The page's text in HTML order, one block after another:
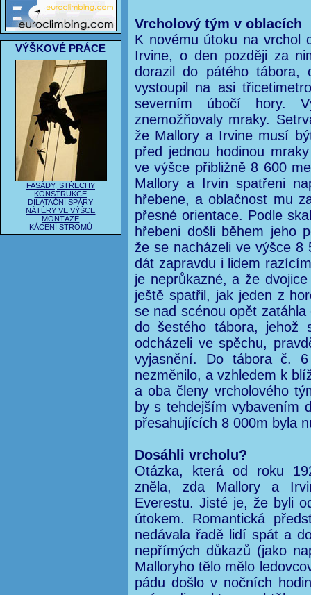
VÝŠKOVÉ PRÁCE
FASÁDY, STŘECHY
KONSTRUKCE
DILATAČNÍ SPÁRY
NÁTĚRY VE VÝŠCE
MONTÁŽE
KÁCENÍ STROMŮ
Vrcholový tým v oblacích
K novému útoku na vrchol
Irvine, o den později za
dorazil do pátého tábora,
vystoupil na asi
severním úbočí hory.
znemožňovaly mraky.
že Mallory a Irvine musí
před jednou hodinou
ve výšce přibližně 8 600
Mallory a Irvin spatřeni
hřebene, a oblačnost mu
přesné orientace. Podle
hřebeni došli během jeho
že se nacházeli ve výšce 8
dát zapravdu i lidem
je neprůkazné, a že
ještě spatřil, jak jeden z
se nad scénou opět
do šestého tábora, jehož
odcházeli ve spěchu,
vyjasnění. Do tábora č.
nezměnilo, a vzhledem k
a oba členy vrcholového
by s tehdejším vybavením
přesahujících 8 000m byla
Dosáhli vrcholu?
Otázka, která od roku
zněla, zda Mallory a
Everestu. Jisté je, že byli
útokem. Romantická
nedávala řadě lidí spát a
nepřímých důkazů (jako
Malloryho tělo mělo
pádu došlo v nočních